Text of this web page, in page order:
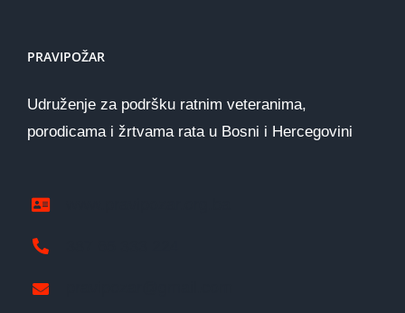
PRAVIPOŽAR
Udruženje za podršku ratnim veteranima,
porodicama i žrtvama rata u Bosni i Hercegovini